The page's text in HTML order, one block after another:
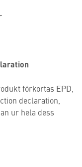
förkortas EPD,
declaration,
ur hela dess